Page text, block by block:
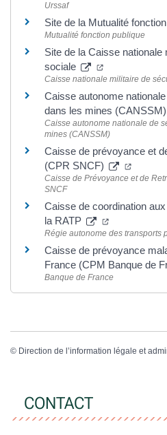
Urssaf
Site de la Mutualité
Mutualité fonction publique
Site de la Caisse nationale
sociale
Caisse nationale militaire de
Caisse autonome
dans les mines (CANSSM)
Caisse autonome nationale de
mines (CANSSM)
Caisse de prévoyance et
(CPR SNCF)
Caisse de Prévoyance et de
SNCF
Caisse de coordination
la RATP
Régie autonome des transports
Caisse de prévoyance
France (CPM Banque de
Banque de France
© Direction de l’information légale et
CONTACT